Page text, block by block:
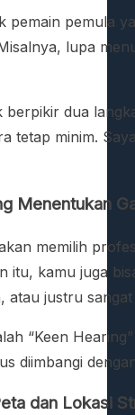
pemain pemula
lupa
dua
tetap minim.
Menentukan
memilih
itu, kamu juga
atau justru
“Keen
diimbangi
dan Lokasi